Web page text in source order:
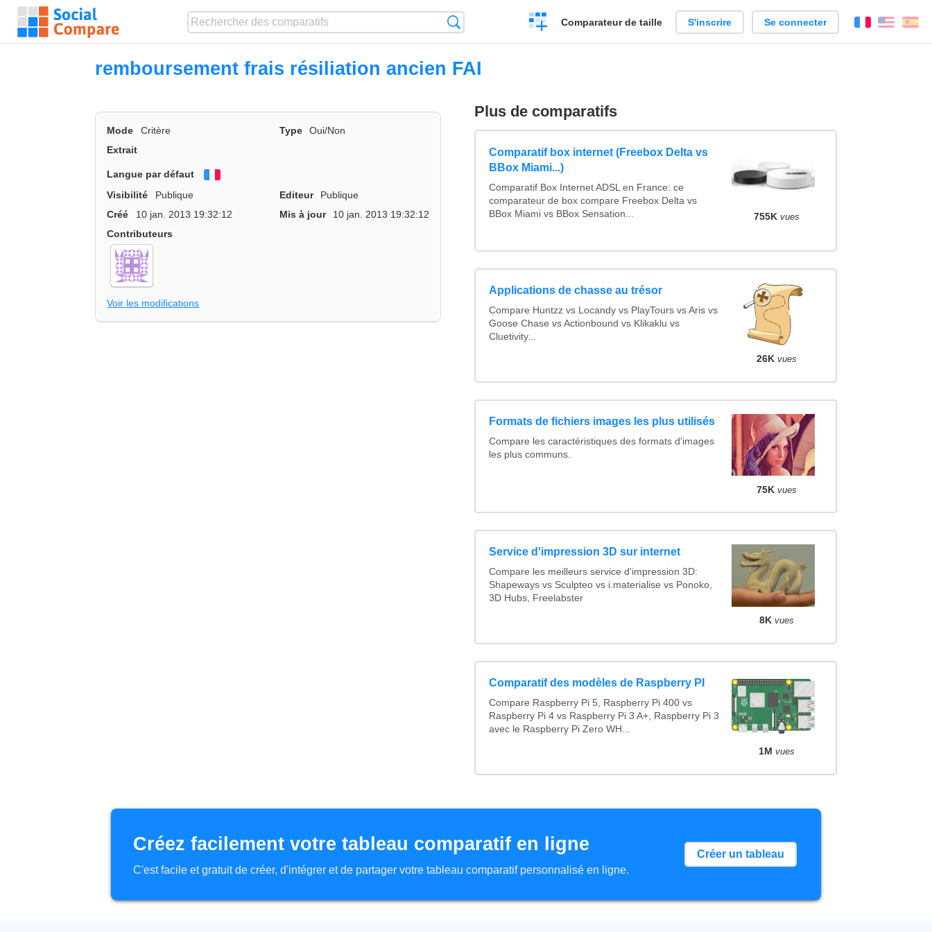
Créer
un
Comparateur de taille S'inscrire Se connecter FrançaisEnglish
remboursement frais résiliation ancien FAI
Mode Critère Type
Oui/Non
Extrait
Langue par défaut
Visibilité
Publique Editeur
Publique
Créé
10 jan. 2013 19:32:12 Mis à jour
10 jan. 2013 19:32:12
Contributeurs
Voir les modifications
Plus de comparatifs
Comparatif box internet (Freebox Delta vs
BBox Miami...)
Comparatif Box Internet ADSL en France: ce
comparateur de box compare Freebox Delta vs
BBox Miami vs BBox Sensation...
755K vues
Applications de chasse au trésor
Compare Huntzz vs Locandy vs PlayTours vs Aris vs
Goose Chase vs Actionbound vs Klikaklu vs
Cluetivity...
26K vues
Formats de fichiers images les plus utilisés
Compare les caractéristiques des formats d'images
les plus communs.
75K vues
Service d'impression 3D sur internet
Compare les meilleurs service d'impression 3D:
Shapeways vs Sculpteo vs i.materialise vs Ponoko,
3D Hubs, Freelabster
8K vues
Comparatif des modèles de Raspberry PI
Compare Raspberry Pi 5, Raspberry Pi 400 vs
Raspberry Pi 4 vs Raspberry Pi 3 A+, Raspberry Pi 3
avec le Raspberry Pi Zero WH...
1M vues
Créez facilement votre tableau comparatif en ligne
C'est facile et gratuit de créer, d'intégrer et de partager votre tableau comparatif personnalisé en ligne.
Créer un tableau